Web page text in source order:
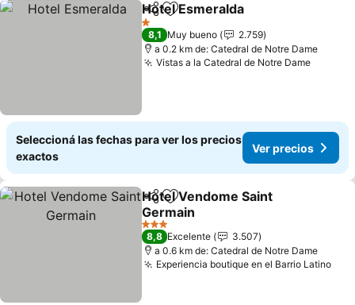
CompartirAñadir a favoritos
Hotel Esmeralda
1 Estrellas
8,1 Muy bueno
2.759
a 0.2 km de: Catedral de Notre Dame
Vistas a la Catedral de Notre DameVer
Seleccioná las fechas para ver los precios
exactos
Ver precios
CompartirAñadir a favoritos
Hotel Vendome Saint
Germain
Ver precios
3 Estrellas
8,8 Excelente
3.507
a 0.6 km de: Catedral de Notre Dame
Experiencia boutique en el Barrio LatinoVer